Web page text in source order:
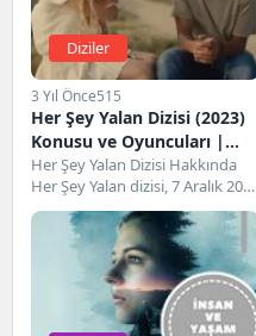
Diziler
3 Yıl Önce515
Her Şey Yalan Dizisi (2023)
Konusu ve Oyuncuları |
Netflix
Her Şey Yalan Dizisi Hakkında
Her Şey Yalan dizisi, 7 Aralık 2023
tarihinde gösterime giren...